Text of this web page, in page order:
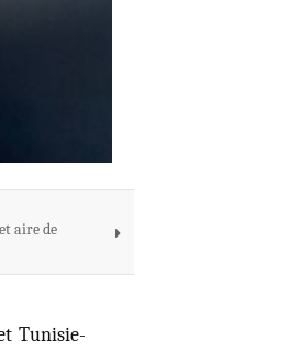
aire de
Tunisie-